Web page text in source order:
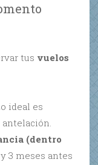
tus vuelos
ideal es
(dentro
3 meses antes